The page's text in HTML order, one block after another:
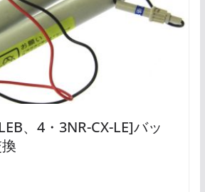
、4・3NR-CX-LE]バッ